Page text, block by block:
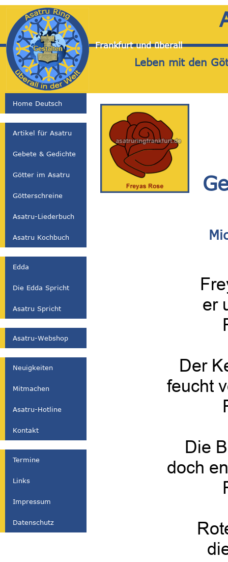
Frankfurt und überall
Leben mit den
er
Der
feucht
Die
doch
Home Deutsch
Artikel für Asatru
Gebete & Gedichte
Götter im Asatru
Götterschreine
Asatru-Liederbuch
Asatru Kochbuch
Edda
Die Edda Spricht
Asatru Spricht
Asatru-Webshop
Neuigkeiten
Mitmachen
Asatru-Hotline
Kontakt
Termine
Links
Impressum
Datenschutz